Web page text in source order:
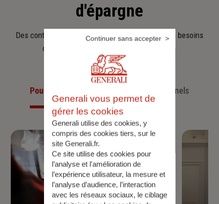
d'épargne
Des contrats clairs et flexibles pour sécuriser vos besoins
d’aujourd’hui et anticiper ceux de demain.
Pour les particuliers Pour les professionnels
Generali vous permet de
gérer les cookies
Generali utilise des cookies, y
compris des cookies tiers, sur le
site Generali.fr.
Ce site utilise des cookies pour
l’analyse et l'amélioration de
l’expérience utilisateur, la mesure et
l’analyse d’audience, l’interaction
avec les réseaux sociaux, le ciblage
Continuer sans accepter